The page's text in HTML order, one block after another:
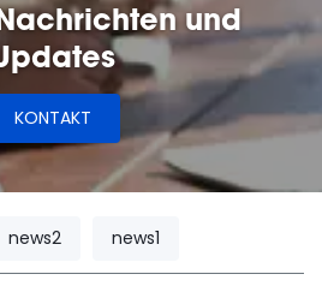
und
KONTAKT
news2 news1